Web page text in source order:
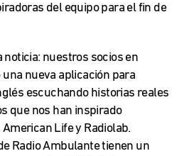
del equipo para el fin de
nuestros socios en
nueva aplicación para
escuchando historias reales
que nos han inspirado
Lifey Radiolab.
Radio Ambulante tienen un